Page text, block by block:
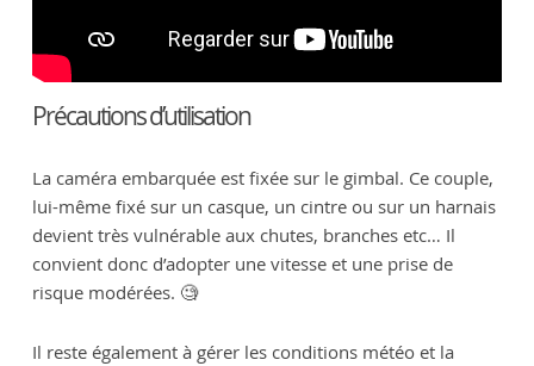
Précautions d’utilisation
La caméra embarquée est fixée sur le gimbal. Ce couple,
lui-même fixé sur un casque, un cintre ou sur un harnais
devient très vulnérable aux chutes, branches etc… Il
convient donc d’adopter une vitesse et une prise de
risque modérées. 🧐
Il reste également à gérer les conditions météo et la